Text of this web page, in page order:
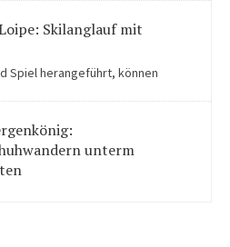
Skilanglauf mit
Spiel herangeführt, können
unterm